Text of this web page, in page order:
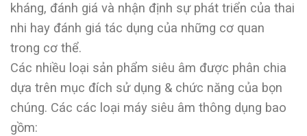
kháng, đánh giá và nhận định sự phát triển của thai
nhi hay đánh giá tác dụng của những cơ quan
trong cơ thể.
Các nhiều loại sản phẩm siêu âm được phân chia
dựa trên mục đích sử dụng & chức năng của bọn
chúng. Các các loại máy siêu âm thông dụng bao
gồm: